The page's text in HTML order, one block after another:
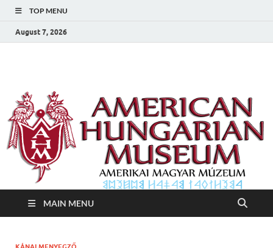
TOP MENU
August 7, 2026
Amerikai Magyar
Múzeum
MAIN MENU